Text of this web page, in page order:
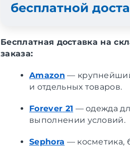
бесплатной
Бесплатная доставка на
заказа:
Amazon — крупнейший
и отдельных товаров.
Forever 21 — одежда
выполнении условий.
Sephora — косметика,